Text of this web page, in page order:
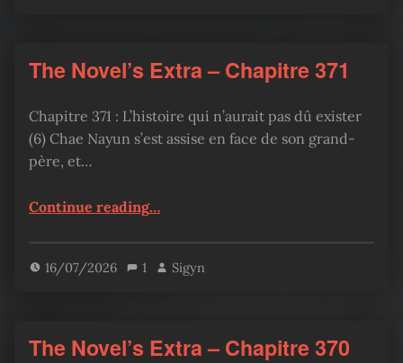
The Novel’s Extra – Chapitre 371
Chapitre 371 : L’histoire qui n’aurait pas dû exister
(6) Chae Nayun s’est assise en face de son grand-
père, et…
Continue reading“The Novel’s Extra – Chapitre 371”
…
16/07/2026 1 Sigyn
The Novel’s Extra – Chapitre 370